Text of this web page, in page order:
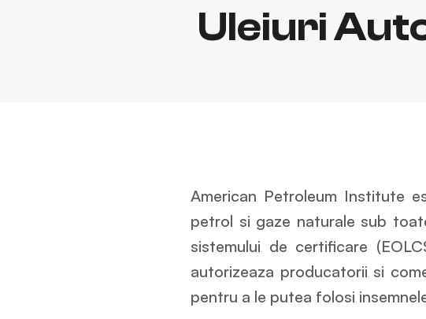
Uleiuri
American Petroleum Institute
petrol si gaze naturale sub
sistemului de certificare
autorizeaza producatorii si
pentru a le putea folosi